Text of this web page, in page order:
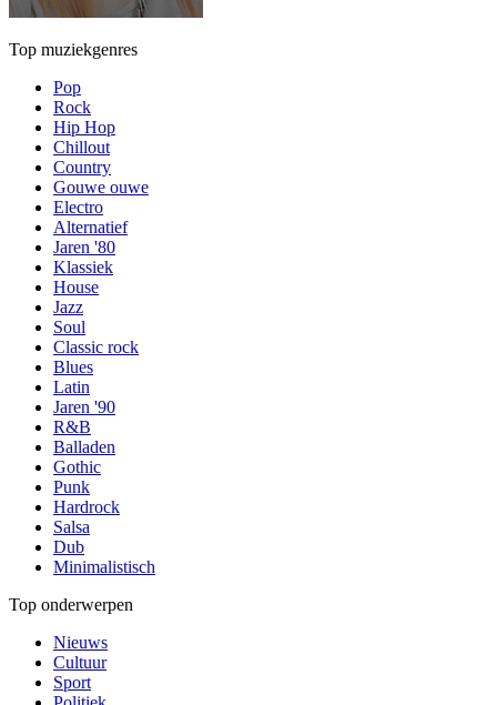
Top muziekgenres
Pop
Rock
Hip Hop
Chillout
Country
Gouwe ouwe
Electro
Alternatief
Jaren '80
Klassiek
House
Jazz
Soul
Classic rock
Blues
Latin
Jaren '90
R&B
Balladen
Gothic
Punk
Hardrock
Salsa
Dub
Minimalistisch
Top onderwerpen
Nieuws
Cultuur
Sport